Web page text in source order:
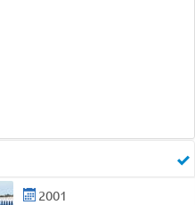
2001